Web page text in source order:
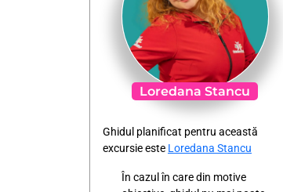
Loredana Stancu
Ghidul planificat pentru această
excursie este Loredana Stancu
În cazul în care din motive